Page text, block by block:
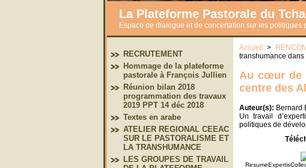
La Plateforme Pastorale du
Espace de dialogue et de concertation sur les politiques
RECRUTEMENT
Hommage de la plateforme
pastorale à François Jullien
Réunion bilan 2018
programmation des travaux
2019 PPT 14 déc 2018
Textes en arabe
ATELIER REGIONAL CEEAC
SUR LE PASTORALISME ET
LA TRANSHUMANCE
LES GROUPES DE TRAVAIL
Accueil >
transhumance
Au cœur de
centre des
Auteur(s): Bernard
Un travail
politiques de